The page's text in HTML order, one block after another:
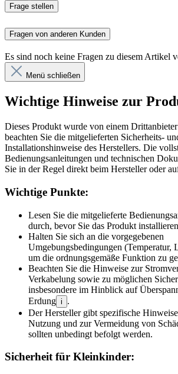
Frage stellen
Fragen von anderen Kunden
Es sind noch keine Fragen zu diesem Artikel
Menü schließen
Wichtige Hinweise zur
Dieses Produkt wurde von einem
beachten Sie die mitgelieferten Sicherheits-
Installationshinweise des Herstellers. Die
Bedienungsanleitungen und technischen
Sie in der Regel direkt beim Hersteller oder
Wichtige Punkte:
Lesen Sie die mitgelieferte
durch, bevor Sie das Produkt
Halten Sie sich an die vorgegebenen
Umgebungsbedingungen (Temperatur,
um die ordnungsgemäße Funktion zu
Beachten Sie die Hinweise zur
Verkabelung sowie zu möglichen
insbesondere im Hinblick auf
Erdung i
.
Der Hersteller gibt spezifische
Nutzung und zur Vermeidung von
sollten unbedingt befolgt werden.
Sicherheit für Kleinkinder: